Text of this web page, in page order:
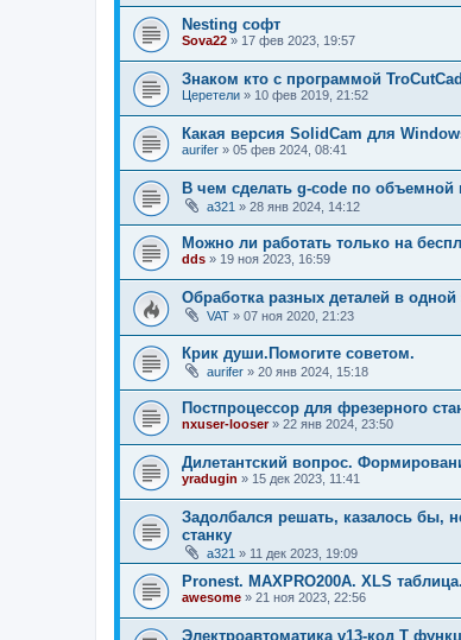
Nesting софт
Sova22 » 17 фев 2023, 19:57
Знаком кто с программой
Церетели » 10 фев 2019, 21:52
Какая версия SolidCam для
aurifer » 05 фев 2024, 08:41
В чем сделать g-code по объемной
a321 » 28 янв 2024, 14:12
Можно ли работать только на
dds » 19 ноя 2023, 16:59
Обработка разных деталей в одной
VAT » 07 ноя 2020, 21:23
Крик души.Помогите советом.
aurifer » 20 янв 2024, 15:18
Постпроцессор для фрезерного
nxuser-looser» 22 янв 2024, 23:50
Дилетантский вопрос.
yradugin » 15 дек 2023, 11:41
Задолбался решать, казалось бы,
станку
a321 » 11 дек 2023, 19:09
Pronest. MAXPRO200A. XLS таблица.
awesome » 21 ноя 2023, 22:56
Электроавтоматика v13-код Т